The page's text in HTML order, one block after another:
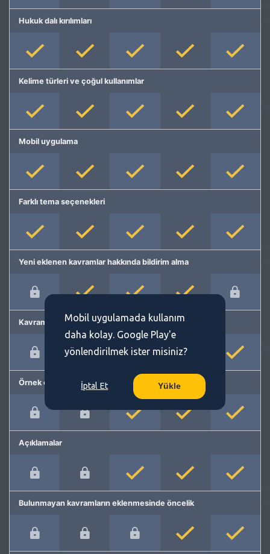
Hukuk dalı kırılımları
Kelime türleri ve çoğul kullanımlar
Mobil uygulama
Farklı tema seçenekleri
Yeni eklenen kavramlar hakkında bildirim alma
Kavram önerme
Örnek cümleler
Açıklamalar
Bulunmayan kavramların eklenmesinde öncelik
Mobil uygulamada kullanım
daha kolay. Google Play'e
yönlendirilmek ister misiniz?
İptal Et Yükle